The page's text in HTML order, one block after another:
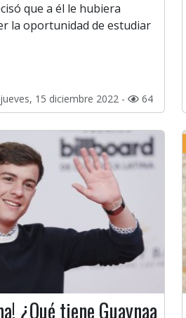
que a él le hubiera
la oportunidad de estudiar
jueves, 15 diciembre 2022 - 64
¿Qué tiene Guaynaa